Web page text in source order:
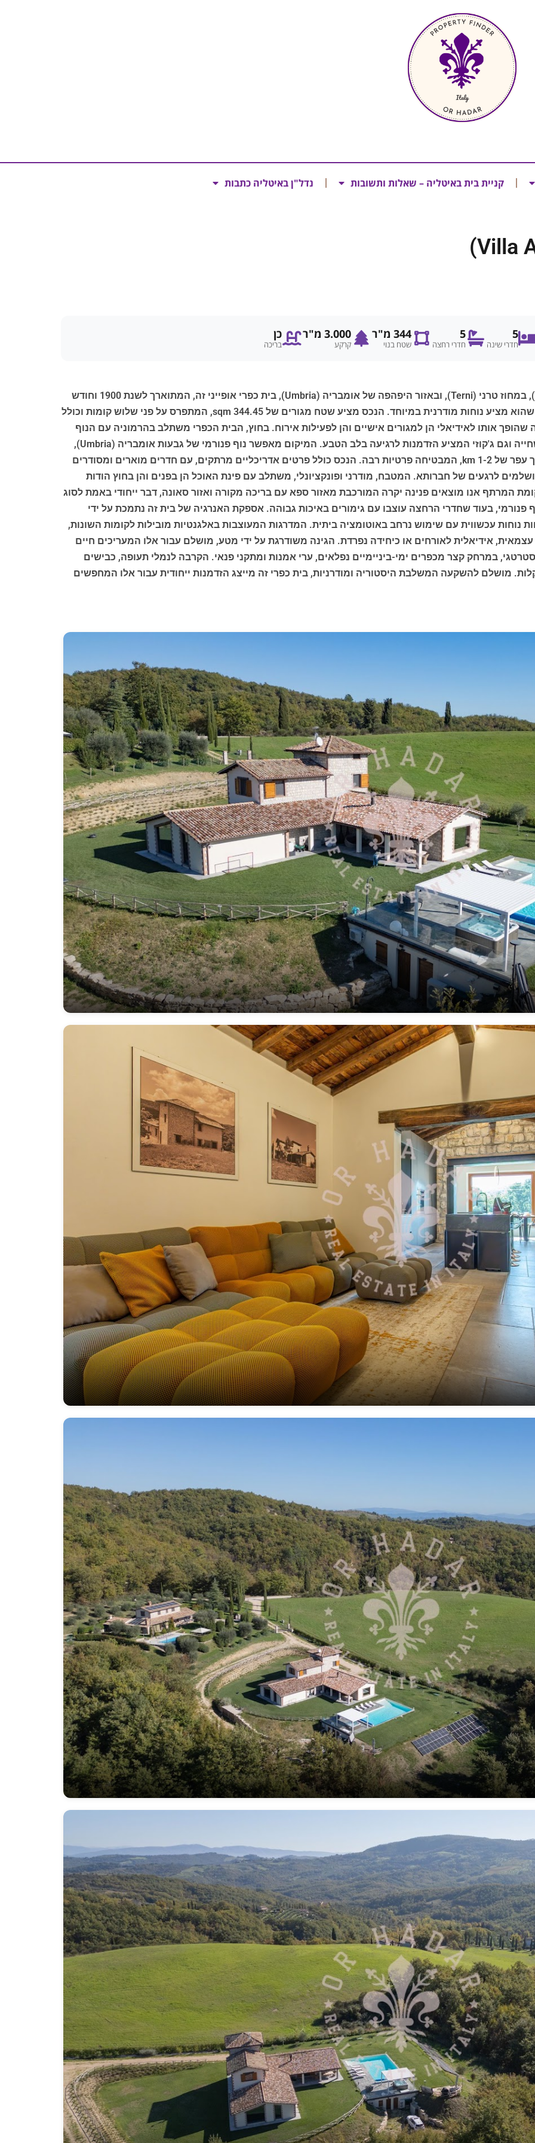
קניית בית באיטליה – שאלות ותשובות נדל"ן באיטליה כתבות
5
חדרי שינה
5
חדרי רחצה
344 מ"ר
שטח בנוי
3.000 מ"ר
קרקע
כן
בריכה
ממוקם במועצה המקומית סן וננצו (San Venanzo), במחוז טרני (Terni), ובאזור היפהפה של אומבריה (Umbria), בית כפרי אופייני זה, המתוארך לשנת 1900 וחודש
מחדש בשנת 2019, שומר על קסמו ההיסטורי תוך שהוא מציע נוחות מודרנית במיוחד. הנכס מציע שטח מגורים של 344.45 sqm, המתפרס על פני שלוש קומות וכולל
שינה ו-5 חדרי רחצה, מה שהופך אותו לאידיאלי הן למגורים אישיים והן לפעילות אירוח. בחוץ, הבית הכפרי משתלב בהרמוניה עם הנוף
שמסביב, עם גינה בשטח של 3,000 sqm, בריכת שחייה וגם ג'קוזי המציע הזדמנות לרגיעה בלב הטבע. המיקום מאפשר נוף פנורמי של גבעות אומבריה (Umbria),
ויוצר אווירה של שלום ושלווה. הגישה היא דרך דרך עפר של 1-2 km, המבטיחה פרטיות רבה. הנכס כולל פרטים אדריכליים מרתקים, עם חדרים מוארים ומסודרים
לרגעים של חברותא. המטבח, מודרני ופונקציונלי, משתלב עם פינת האוכל הן בפנים והן בחוץ הודות
המרתף אנו מוצאים פנינה יקרה המורכבת מאזור ספא עם בריכה מקורה ואזור סאונה, דבר ייחודי באמת לסוג
פנורמי, בעוד שחדרי הרחצה עוצבו עם גימורים באיכות גבוהה. אספקת האנרגיה של בית זה נתמכת על ידי
נוחות עכשווית עם שימוש נרחב באוטומציה ביתית. המדרגות המעוצבות באלגנטיות מובילות לקומות השונות,
אידיאלית לאורחים או כיחידה נפרדת. הגינה משודרגת על ידי מטע, מושלם עבור אלו המעריכים חיים
במרחק קצר מכפרים ימי-ביניימיים נפלאים, ערי אמנות ומתקני פנאי. הקרבה לנמלי תעופה, כבישים
מושלם להשקעה המשלבת היסטוריה ומודרניות, בית כפרי זה מייצג הזדמנות ייחודית עבור אלו המחפשים